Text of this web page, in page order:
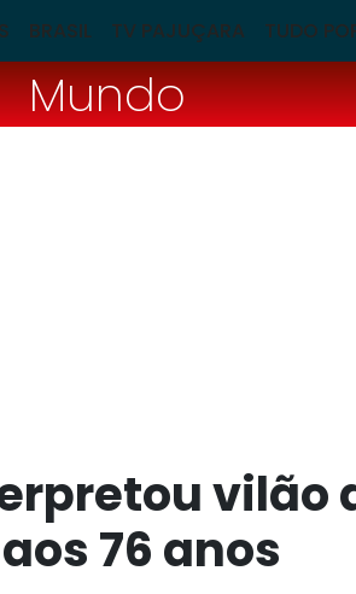
BRASIL TV PAJUÇARA TUDO
Mundo
vilão
76 anos